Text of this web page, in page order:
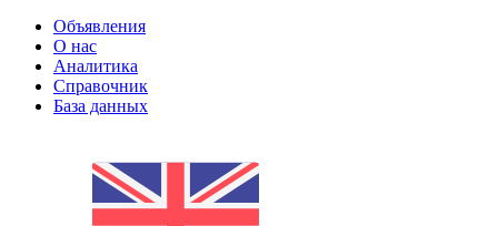
Объявления
О нас
Аналитика
Справочник
База данных